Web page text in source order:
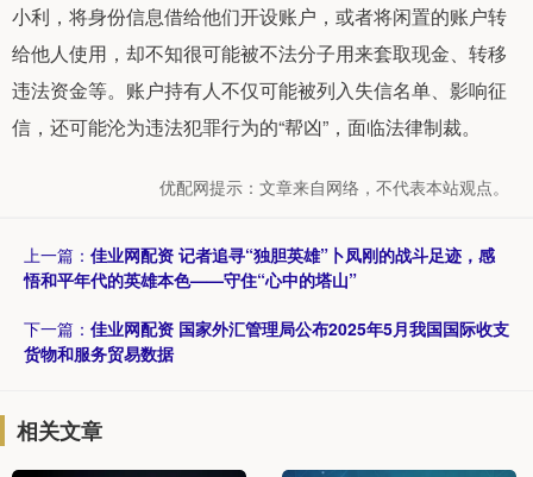
小利，将身份信息借给他们开设账户，或者将闲置的账户转
给他人使用，却不知很可能被不法分子用来套取现金、转移
违法资金等。账户持有人不仅可能被列入失信名单、影响征
信，还可能沦为违法犯罪行为的“帮凶”，面临法律制裁。
优配网提示：文章来自网络，不代表本站观点。
上一篇： 佳业网配资 记者追寻“独胆英雄”卜凤刚的战斗足迹，感
悟和平年代的英雄本色——守住“心中的塔山”
下一篇： 佳业网配资 国家外汇管理局公布2025年5月我国国际收支
货物和服务贸易数据
相关文章